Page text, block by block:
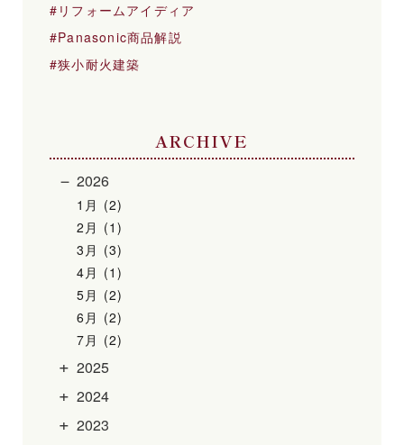
リフォームアイディア
Panasonic商品解説
狭小耐火建築
ARCHIVE
2026
1月 (2)
2月 (1)
3月 (3)
4月 (1)
5月 (2)
6月 (2)
7月 (2)
2025
2024
2023